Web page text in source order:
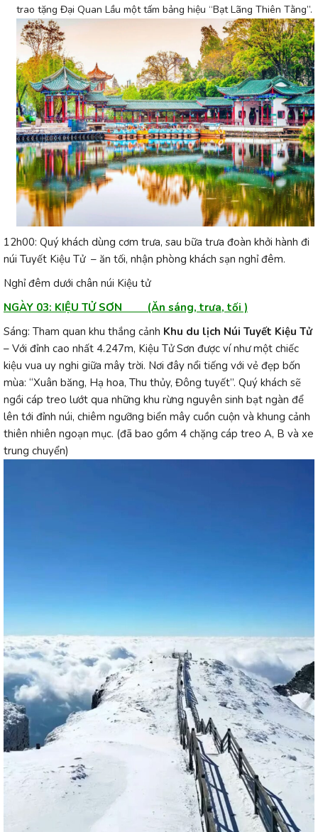
trao tặng Đại Quan Lầu một tấm bảng hiệu “Bạt Lãng Thiên Tằng”.
12h00: Quý khách dùng cơm trưa, sau bữa trưa đoàn khởi hành đi
núi Tuyết Kiệu Tử – ăn tối, nhận phòng khách sạn nghỉ đêm.
Nghỉ đêm dưới chân núi Kiệu tử
NGÀY 03: KIỆU TỬ SƠN (Ăn sáng, trưa, tối )
Sáng: Tham quan khu thắng cảnh Khu du lịch Núi Tuyết Kiệu Tử
– Với đỉnh cao nhất 4.247m, Kiệu Tử Sơn được ví như một chiếc
kiệu vua uy nghi giữa mây trời. Nơi đây nổi tiếng với vẻ đẹp bốn
mùa: “Xuân băng, Hạ hoa, Thu thủy, Đông tuyết”. Quý khách sẽ
ngồi cáp treo lướt qua những khu rừng nguyên sinh bạt ngàn để
lên tới đỉnh núi, chiêm ngưỡng biển mây cuồn cuộn và khung cảnh
thiên nhiên ngoạn mục. (đã bao gồm 4 chặng cáp treo A, B và xe
trung chuyển)